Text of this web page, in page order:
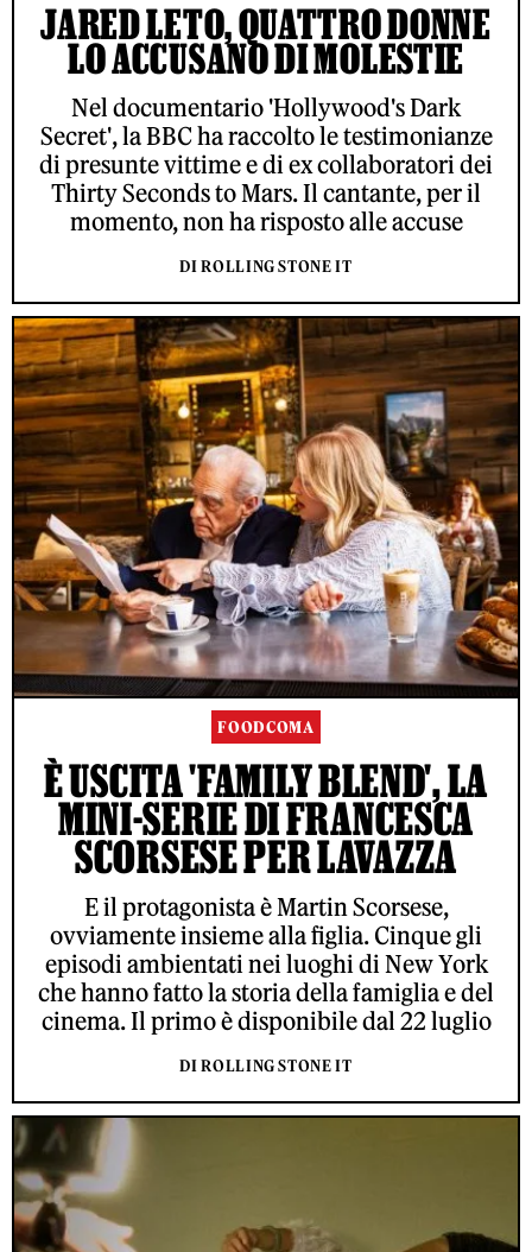
JARED LETO, QUATTRO DONNE
LO ACCUSANO DI MOLESTIE
Nel documentario 'Hollywood's Dark
Secret', la BBC ha raccolto le testimonianze
di presunte vittime e di ex collaboratori dei
Thirty Seconds to Mars. Il cantante, per il
momento, non ha risposto alle accuse
DI ROLLING STONE IT
FOODCOMA
È USCITA 'FAMILY BLEND', LA
MINI-SERIE DI FRANCESCA
SCORSESE PER LAVAZZA
E il protagonista è Martin Scorsese,
ovviamente insieme alla figlia. Cinque gli
episodi ambientati nei luoghi di New York
che hanno fatto la storia della famiglia e del
cinema. Il primo è disponibile dal 22 luglio
DI ROLLING STONE IT